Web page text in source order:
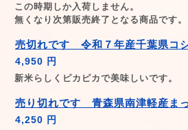
この時期しか入荷しません。
無くなり次第販売終了となる商品です。
売切れです 令和７年産千葉県コ
4,950 円
新米らしくピカピカで美味しいです。
売り切れです 青森県南津軽産ま
4,250 円